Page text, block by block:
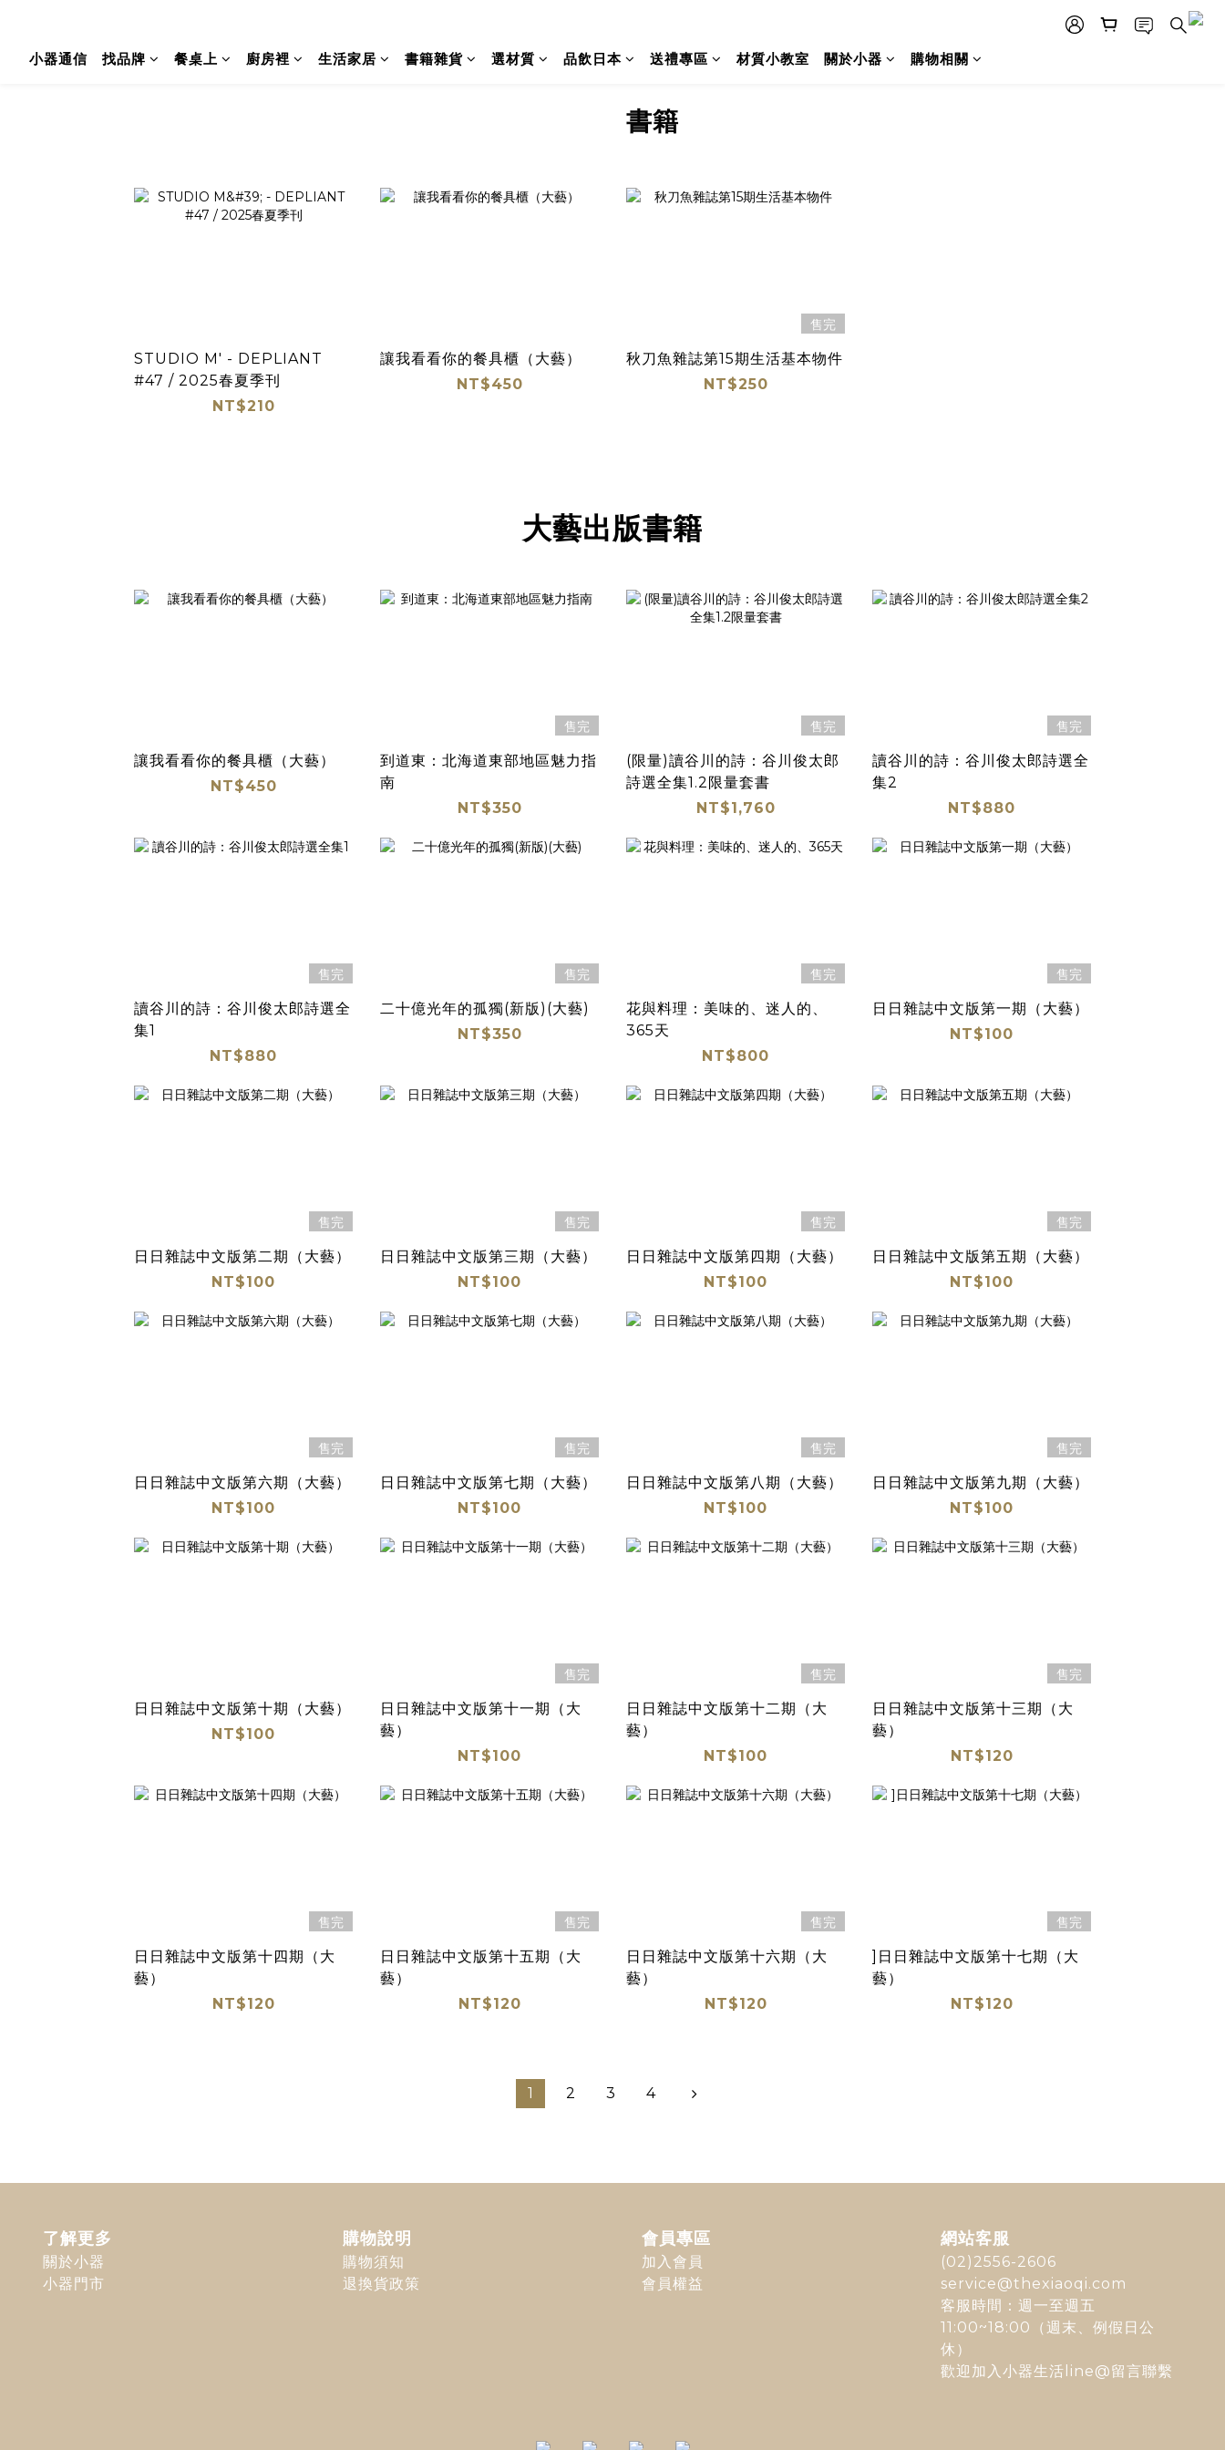
小器通信 找品牌 餐桌上 廚房裡 生活家居 書籍雜貨 選材質 品飲日本 送禮專區 材質小教室 關於小器 購物相關
書籍
STUDIO M' - DEPLIANT
#47 / 2025春夏季刊
NT$210
讓我看看你的餐具櫃（大藝）
NT$450
售完
秋刀魚雜誌第15期生活基本物件
NT$250
大藝出版書籍
讓我看看你的餐具櫃（大藝）
NT$450
售完
到道東：北海道東部地區魅力指
南
NT$350
售完
(限量)讀谷川的詩：谷川俊太郎
詩選全集1.2限量套書
NT$1,760
售完
讀谷川的詩：谷川俊太郎詩選全
集2
NT$880
售完
讀谷川的詩：谷川俊太郎詩選全
集1
NT$880
售完
二十億光年的孤獨(新版)(大藝)
NT$350
售完
花與料理：美味的、迷人的、
365天
NT$800
售完
日日雜誌中文版第一期（大藝）
NT$100
售完
日日雜誌中文版第二期（大藝）
NT$100
售完
日日雜誌中文版第三期（大藝）
NT$100
售完
日日雜誌中文版第四期（大藝）
NT$100
售完
日日雜誌中文版第五期（大藝）
NT$100
售完
日日雜誌中文版第六期（大藝）
NT$100
售完
日日雜誌中文版第七期（大藝）
NT$100
售完
日日雜誌中文版第八期（大藝）
NT$100
售完
日日雜誌中文版第九期（大藝）
NT$100
日日雜誌中文版第十期（大藝）
NT$100
售完
日日雜誌中文版第十一期（大
藝）
NT$100
售完
日日雜誌中文版第十二期（大
藝）
NT$100
售完
日日雜誌中文版第十三期（大
藝）
NT$120
售完
日日雜誌中文版第十四期（大
藝）
NT$120
售完
日日雜誌中文版第十五期（大
藝）
NT$120
售完
日日雜誌中文版第十六期（大
藝）
NT$120
售完
]日日雜誌中文版第十七期（大
藝）
NT$120
1 2 3 4
了解更多
關於小器
小器門市
購物說明
購物須知
退換貨政策
會員專區
加入會員
會員權益
網站客服
(02)2556-2606
service@thexiaoqi.com
客服時間：週一至週五
11:00~18:00（週末、例假日公
休）
歡迎加入 小器生活line@留言聯繫